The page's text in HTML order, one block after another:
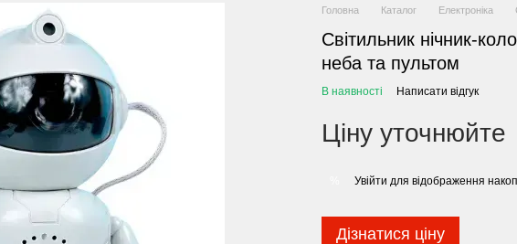
Головна Каталог Електроніка
Світильник нічник-
неба та пультом
В наявності Написати відгук
Ціну уточнюйте
Увійти для відображення
Дізнатися ціну